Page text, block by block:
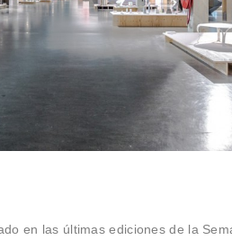
en las últimas ediciones de la